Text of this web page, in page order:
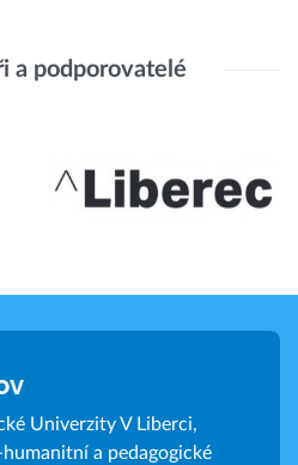
a podporovatelé
Univerzity V Liberci,
a pedagogické